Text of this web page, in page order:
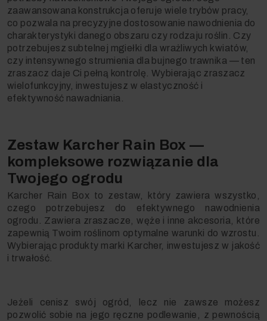
zaawansowana konstrukcja oferuje wiele trybów pracy,
co pozwala na precyzyjne dostosowanie nawodnienia do
charakterystyki danego obszaru czy rodzaju roślin. Czy
potrzebujesz subtelnej mgiełki dla wrażliwych kwiatów,
czy intensywnego strumienia dla bujnego trawnika — ten
zraszacz daje Ci pełną kontrolę. Wybierając zraszacz
wielofunkcyjny, inwestujesz w elastyczność i
efektywność nawadniania.
Zestaw Karcher Rain Box —
kompleksowe rozwiązanie dla
Twojego ogrodu
Karcher Rain Box to zestaw, który zawiera wszystko,
czego potrzebujesz do efektywnego nawodnienia
ogrodu. Zawiera zraszacze, węże i inne akcesoria, które
zapewnią Twoim roślinom optymalne warunki do wzrostu.
Wybierając produkty marki Karcher, inwestujesz w jakość
i trwałość.
Jeżeli cenisz swój ogród, lecz nie zawsze możesz
pozwolić sobie na jego ręczne podlewanie, z pewnością